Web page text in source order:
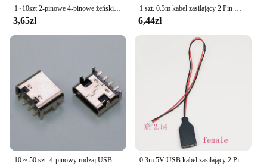
1~10szt 2-pinowe 4-pinowe żeńskie gniazdo zasilania USB 2.0 2P 4P USB 2.0 Złącze portu ładowania Interfejs danych z kablem Gniazdo ładowarki USB
3,65zł
1 szt. 0.3m kabel zasilający 2 Pin USB 2.0 żeński męski 4 przewód pinowy Jack ładowarka przewód ładujący złącze przedłużające DIY 5V linia
6,44zł
10 ~ 50 szt. 4-pinowy rodzaj USB SMT złącze wtykowe USB 3.1 typ C żeński SMD DIP do PCB DIY wysoki prąd Port ładowania 0.3m 5V USB kabel zasilający 2 Pin USB 2.0 kobieta 4 przewód pinowy Jack ładowarka przewód ładujący złącze przedłużające DIY